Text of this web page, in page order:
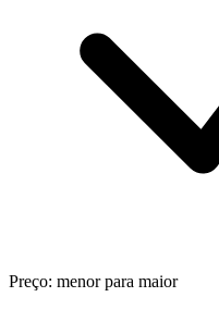
Preço: menor para maior